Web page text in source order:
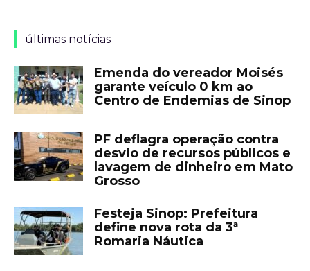
últimas notícias
Emenda do vereador Moisés
garante veículo 0 km ao
Centro de Endemias de Sinop
PF deflagra operação contra
desvio de recursos públicos e
lavagem de dinheiro em Mato
Grosso
Festeja Sinop: Prefeitura
define nova rota da 3ª
Romaria Náutica